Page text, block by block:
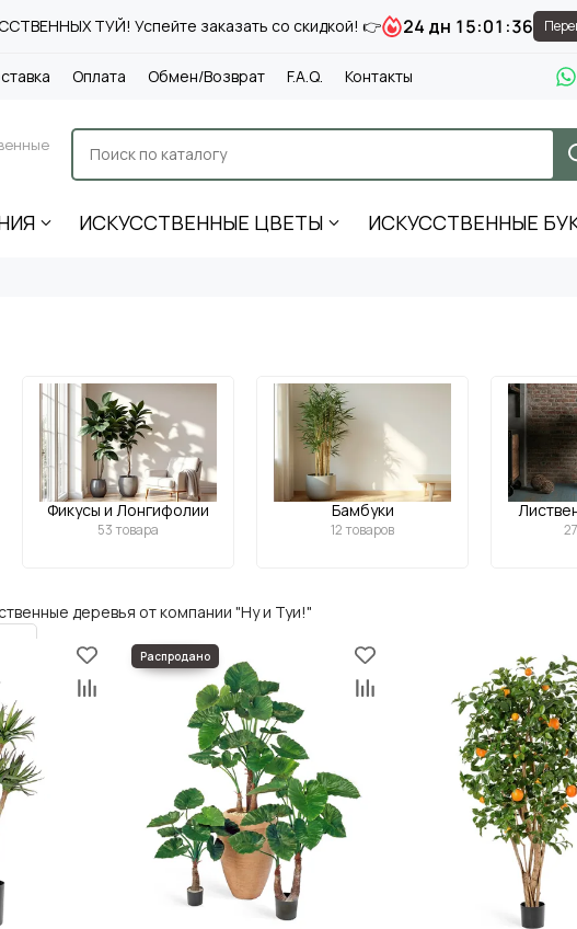
ТУЙ! Успейте заказать со скидкой! 👉 24 дн 15:01:35
Оплата Обмен/Возврат F.A.Q. Контакты
ИСКУССТВЕННЫЕ ЦВЕТЫ ИСКУССТВЕННЫЕ
Фикусы и Лонгифолии
53 товара
Бамбуки
12 товаров
деревья от компании "Ну и Туи!"